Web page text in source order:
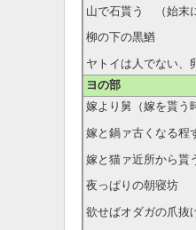
山で石貰う （始末
柳の下の黒鰌
ヤトイは人でない、
ヨの部
嫁より舅（嫁を貰う
嫁と鍋ァ古くなる程
嫁と猫ァ近所から
夜っぱりの朝寝坊
欲せばオダガの爪